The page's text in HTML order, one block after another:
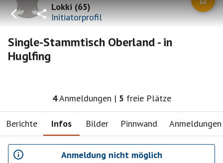
Lokki(65)
Initiatorprofil
Single-Stammtisch Oberland - in
Huglfing
4Anmeldungen | 5 freie Plätze
Berichte Infos Bilder Pinnwand Anmeldungen
Anmeldung nicht möglich